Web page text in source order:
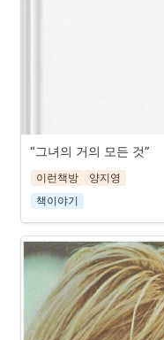
“그녀의 거의 모든 것”
이런책방
양지영
책이야기